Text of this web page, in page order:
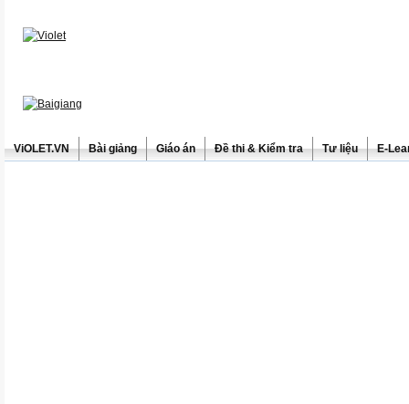
ViOLET.VN Bài giảng Giáo án Đề thi & Kiểm tra Tư liệu E-